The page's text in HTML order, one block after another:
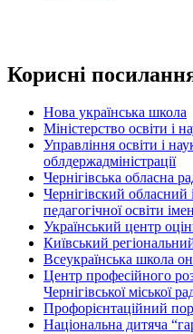
Корисні
Нова українська школа
Міністерство освіти і
Управління освіти і
облдержадміністрації
Чернігівська обласна
Чернігівский обласний
педагогічної освіти
Український центр
Київський
Всеукраїнська школа
Центр професійного
Чернігівської міської
Профорієнтаційний
Національна дитяча